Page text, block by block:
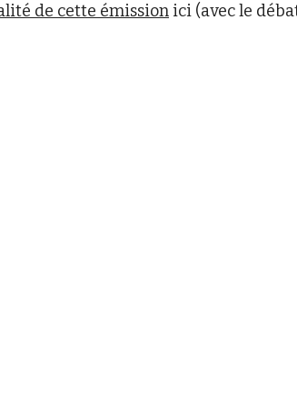
de cette émission ici (avec le